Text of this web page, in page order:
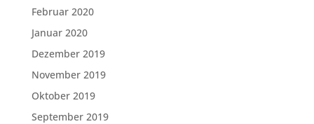
Februar 2020
Januar 2020
Dezember 2019
November 2019
Oktober 2019
September 2019